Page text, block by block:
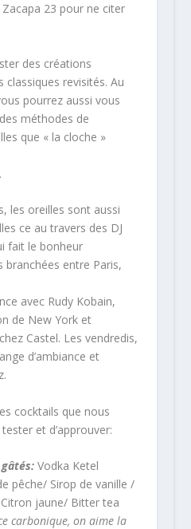
23 pour ne citer
des créations
classiques revisités. Au
pourrez aussi vous
méthodes de
que « la cloche »
les oreilles sont aussi
ce au travers des DJ
fait le bonheur
branchées entre Paris,
avec Rudy Kobain,
de New York et
Castel. Les vendredis,
d’ambiance et
cocktails que nous
et d’approuver:
Vodka Ketel
pêche/ Sirop de vanille /
jaune/ Bitter tea
carbonique, on aime la